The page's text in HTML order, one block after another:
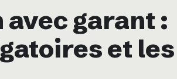
garant :
et les